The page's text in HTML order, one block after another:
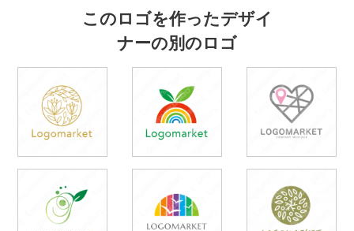
このロゴを作ったデザイ
ナーの別のロゴ